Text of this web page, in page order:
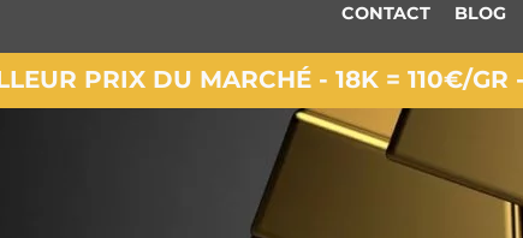
CONTACT BLOG
PRIX DU MARCHÉ - 18K = 110€/GR